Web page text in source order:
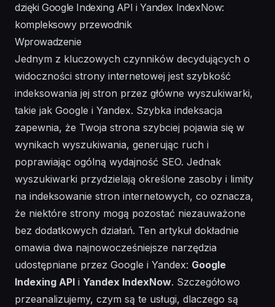
dzięki Google Indexing API i Yandex IndexNow:
kompleksowy przewodnik
Wprowadzenie
Jednym z kluczowych czynników decydujących o
widoczności strony internetowej jest szybkość
indeksowania jej stron przez główne wyszukiwarki,
takie jak Google i Yandex. Szybka indeksacja
zapewnia, że Twoja strona szybciej pojawia się w
wynikach wyszukiwania, generując ruch i
poprawiając ogólną wydajność SEO. Jednak
wyszukiwarki przydzielają określone zasoby i limity
na indeksowanie stron internetowych, co oznacza,
że niektóre strony mogą pozostać niezauważone
bez dodatkowych działań. Ten artykuł dokładnie
omawia dwa najnowocześniejsze narzędzia
udostępniane przez Google i Yandex: Google
Indexing API i Yandex IndexNow. Szczegółowo
przeanalizujemy, czym są te usługi, dlaczego są